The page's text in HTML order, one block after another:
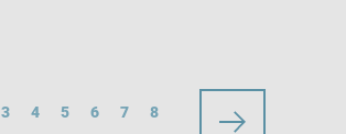
3 4 5 6 7 8